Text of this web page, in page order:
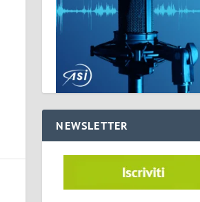
NEWSLETTER